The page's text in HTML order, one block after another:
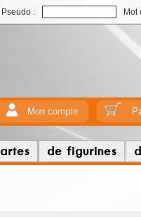
Pseudo : Mot
Mon compte
de figurines